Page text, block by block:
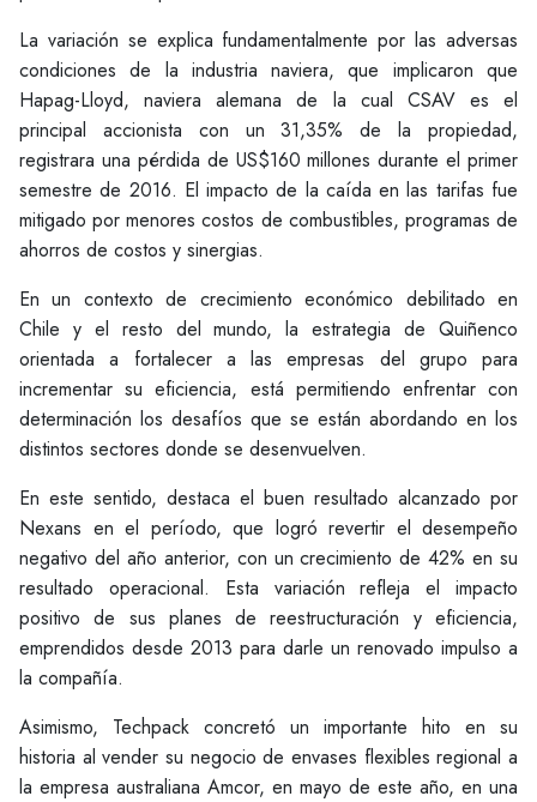
La variación se explica fundamentalmente por las adversas
condiciones de la industria naviera, que implicaron que
Hapag-Lloyd, naviera alemana de la cual CSAV es el
principal accionista con un 31,35% de la propiedad,
registrara una pérdida de US$160 millones durante el primer
semestre de 2016. El impacto de la caída en las tarifas fue
mitigado por menores costos de combustibles, programas de
ahorros de costos y sinergias.
En un contexto de crecimiento económico debilitado en
Chile y el resto del mundo, la estrategia de Quiñenco
orientada a fortalecer a las empresas del grupo para
incrementar su eficiencia, está permitiendo enfrentar con
determinación los desafíos que se están abordando en los
distintos sectores donde se desenvuelven.
En este sentido, destaca el buen resultado alcanzado por
Nexans en el período, que logró revertir el desempeño
negativo del año anterior, con un crecimiento de 42% en su
resultado operacional. Esta variación refleja el impacto
positivo de sus planes de reestructuración y eficiencia,
emprendidos desde 2013 para darle un renovado impulso a
la compañía.
Asimismo, Techpack concretó un importante hito en su
historia al vender su negocio de envases flexibles regional a
la empresa australiana Amcor, en mayo de este año, en una